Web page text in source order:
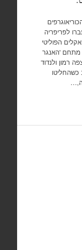
לפריפריה
הפוליטי
מתחם 'האנגר
רמון ולנדוד